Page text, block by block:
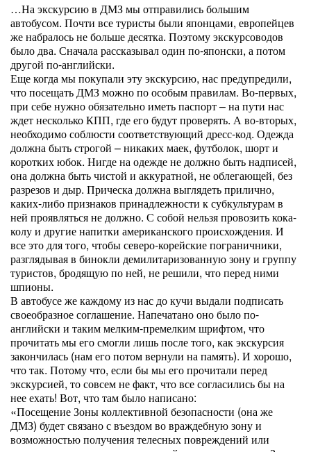
…На экскурсию в ДМЗ мы отправились большим
автобусом. Почти все туристы были японцами, европейцев
же набралось не больше десятка. Поэтому экскурсоводов
было два. Сначала рассказывал один по-японски, а потом
другой по-английски.
Еще когда мы покупали эту экскурсию, нас предупредили,
что посещать ДМЗ можно по особым правилам. Во-первых,
при себе нужно обязательно иметь паспорт – на пути нас
ждет несколько КПП, где его будут проверять. А во-вторых,
необходимо соблюсти соответствующий дресс-код. Одежда
должна быть строгой – никаких маек, футболок, шорт и
коротких юбок. Нигде на одежде не должно быть надписей,
она должна быть чистой и аккуратной, не облегающей, без
разрезов и дыр. Прическа должна выглядеть прилично,
каких-либо признаков принадлежности к субкультурам в
ней проявляться не должно. С собой нельзя провозить кока-
колу и другие напитки американского происхождения. И
все это для того, чтобы северо-корейские пограничники,
разглядывая в бинокли демилитаризованную зону и группу
туристов, бродящую по ней, не решили, что перед ними
шпионы.
В автобусе же каждому из нас до кучи выдали подписать
своеобразное соглашение. Напечатано оно было по-
английски и таким мелким-премелким шрифтом, что
прочитать мы его смогли лишь после того, как экскурсия
закончилась (нам его потом вернули на память). И хорошо,
что так. Потому что, если бы мы его прочитали перед
экскурсией, то совсем не факт, что все согласились бы на
нее ехать! Вот, что там было написано:
«Посещение Зоны коллективной безопасности (она же
ДМЗ) будет связано с въездом во враждебную зону и
возможностью получения телесных повреждений или